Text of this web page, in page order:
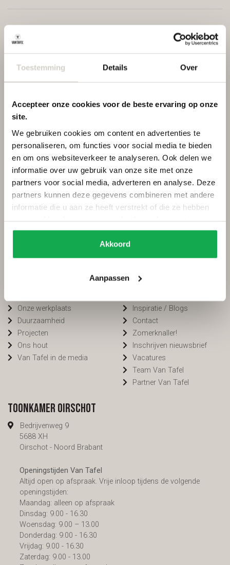
Toestemming Details Over
Accepteer onze cookies voor de beste ervaring op onze
site.
We gebruiken cookies om content en advertenties te
personaliseren, om functies voor social media te bieden
en om ons websiteverkeer te analyseren. Ook delen we
informatie over uw gebruik van onze site met onze
partners voor social media, adverteren en analyse. Deze
partners kunnen deze gegevens combineren met andere
informatie die u aan ze heeft verstrekt of die ze hebben
Akkoord
Aanpassen
Categorieën
Ovale tafels
Deens ovale tafels
Fins ovale tafels
Plat ovale tafels
Organische tafels
Rechthoekige tafels
Boomstamtafels
Onderhoud
Onderhoud tuinmeubels
Bestellen
Betalen
Bezorging
Voorwaarden
Privacy
Onze werkplaats
Duurzaamheid
Projecten
Ons hout
Van Tafel in de media
Winkelen bij
Inspiratie / Blogs
Contact
Zomerknaller!
Inschrijven nieuwsbrief
Vacatures
Team Van Tafel
Partner Van Tafel
Toonkamer Oirschot
Bedrijvenweg 9
5688 XH
Oirschot - Noord Brabant
Openingstijden Van Tafel
Altijd open op afspraak. Vrije inloop tijdens de volgende
openingstijden:
Maandag: alleen op afspraak
Dinsdag: 9.00 - 16.30
Woensdag: 9.00 – 13.00
Donderdag: 9.00 - 16.30
Vrijdag: 9.00 - 16.30
Zaterdag: 9.00 - 13.00